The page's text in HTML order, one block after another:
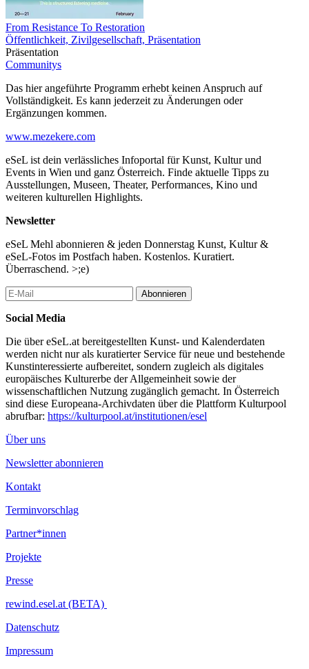
From Resistance To Restoration
Öffentlichkeit, Zivilgesellschaft, Präsentation
Präsentation
Communitys
Das hier angeführte Programm erhebt keinen Anspruch auf
Vollständigkeit. Es kann jederzeit zu Änderungen oder
Ergänzungen kommen.
www.mezekere.com
eSeL ist dein verlässliches Infoportal für Kunst, Kultur und
Events in Wien und ganz Österreich. Finde aktuelle Tipps zu
Ausstellungen, Museen, Theater, Performances, Kino und
weiteren kulturellen Highlights.
Newsletter
eSeL Mehl abonnieren & jeden Donnerstag Kunst, Kultur &
eSeL-Fotos im Postfach haben. Kostenlos. Kuratiert.
Überraschend. >;e)
Abonnieren
Social Media
Die über eSeL.at bereitgestellten Kunst- und Kalenderdaten
werden nicht nur als kuratierter Service für neue und bestehende
Kunstinteressierte aufbereitet, sondern zugleich als digitales
europäisches Kulturerbe der Allgemeinheit sowie der
wissenschaftlichen Nutzung zugänglich gemacht. In Österreich
sind diese Europeana-Archivdaten über die Plattform Kulturpool
abrufbar: https://kulturpool.at/institutionen/esel
Über uns
Newsletter abonnieren
Kontakt
Terminvorschlag
Partner*innen
Projekte
Presse
rewind.esel.at (BETA)
Datenschutz
Impressum